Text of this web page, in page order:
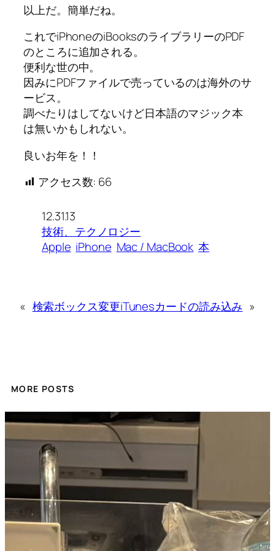
以上だ。簡単だね。
これでiPhoneのiBooksのライブラリーのPDF
のところに追加される。
便利な世の中。
因みにPDFファイルで売っているのは海外のサ
ービス。
調べたりはしてないけど日本語のマジック本
は無いかもしれない。
良いお年を！！
アクセス数: 66
12.31.13
技術、テクノロジー
Apple iPhone Mac / MacBook 本
« 検索ボックス変更iTunesカードの読み込み »
MORE POSTS